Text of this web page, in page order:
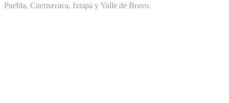
Puebla, Cuernavaca, Ixtapa y Valle de Bravo.